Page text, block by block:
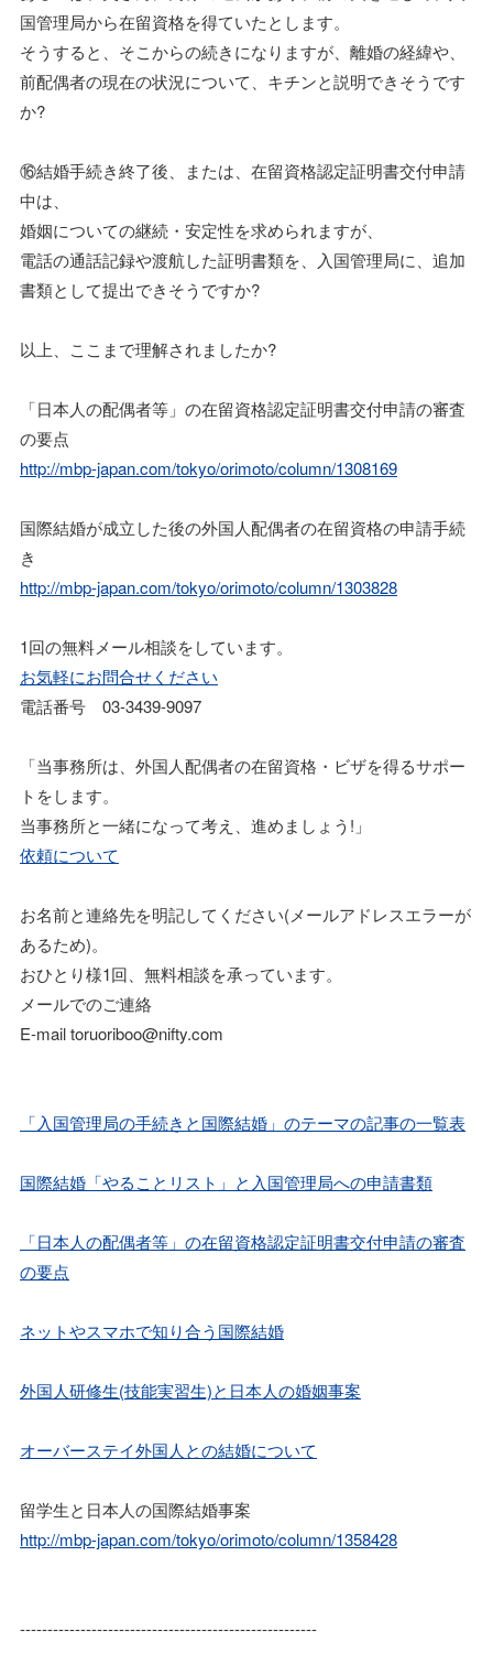
国管理局から在留資格を得ていたとします。
そうすると、そこからの続きになりますが、離婚の経緯や、
前配偶者の現在の状況について、キチンと説明できそうです
か?
⑯結婚手続き終了後、または、在留資格認定証明書交付申請
中は、
婚姻についての継続・安定性を求められますが、
電話の通話記録や渡航した証明書類を、入国管理局に、追加
書類として提出できそうですか?
以上、ここまで理解されましたか?
「日本人の配偶者等」の在留資格認定証明書交付申請の審査
の要点
http://mbp-japan.com/tokyo/orimoto/column/1308169
国際結婚が成立した後の外国人配偶者の在留資格の申請手続
き
http://mbp-japan.com/tokyo/orimoto/column/1303828
1回の無料メール相談をしています。
お気軽にお問合せください
電話番号 03-3439-9097
「当事務所は、外国人配偶者の在留資格・ビザを得るサポー
トをします。
当事務所と一緒になって考え、進めましょう!」
依頼について
お名前と連絡先を明記してください(メールアドレスエラーが
あるため)。
おひとり様1回、無料相談を承っています。
メールでのご連絡
E-mail toruoriboo@nifty.com
「入国管理局の手続きと国際結婚」のテーマの記事の一覧表
国際結婚「やることリスト」と入国管理局への申請書類
「日本人の配偶者等」の在留資格認定証明書交付申請の審査
の要点
ネットやスマホで知り合う国際結婚
外国人研修生(技能実習生)と日本人の婚姻事案
オーバーステイ外国人との結婚について
留学生と日本人の国際結婚事案
http://mbp-japan.com/tokyo/orimoto/column/1358428
------------------------------------------------------